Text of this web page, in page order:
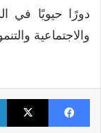
دورًا حيويًا في
والاجتماعية
فيسبوك X